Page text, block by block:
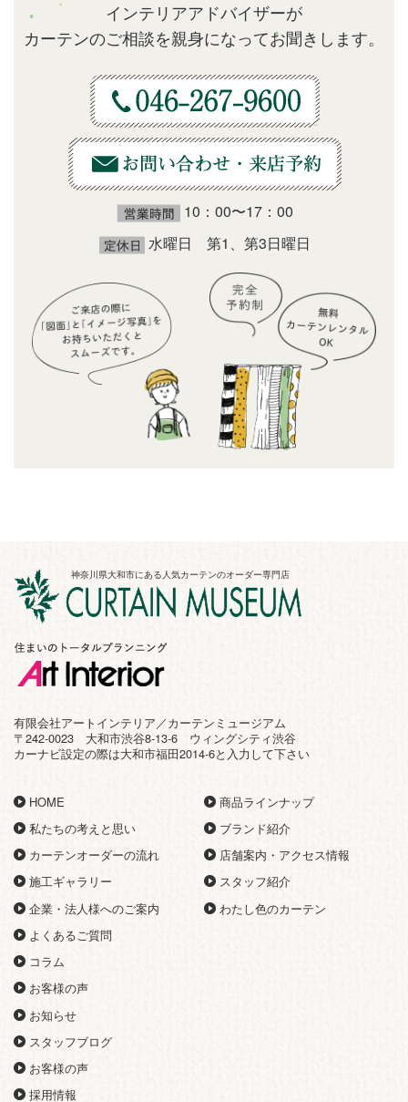
インテリアアドバイザーが
カーテンのご相談を親身になってお聞きします。
10：00〜17：00
水曜日 第1、第3日曜日
神奈川県大和市にある人気カーテンのオーダー専門店
有限会社アートインテリア／カーテンミュージアム
〒242-0023 大和市渋谷8-13-6 ウィングシティ渋谷
カーナビ設定の際は大和市福田2014-6と入力して下さい
HOME
私たちの考えと思い
カーテンオーダーの流れ
施工ギャラリー
企業・法人様へのご案内
よくあるご質問
コラム
商品ラインナップ
ブランド紹介
店舗案内・アクセス情報
スタッフ紹介
わたし色のカーテン
お客様の声
お知らせ
スタッフブログ
お客様の声
採用情報